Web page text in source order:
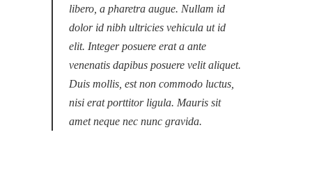
libero, a pharetra augue. Nullam id
dolor id nibh ultricies vehicula ut id
elit. Integer posuere erat a ante
venenatis dapibus posuere velit aliquet.
Duis mollis, est non commodo luctus,
nisi erat porttitor ligula. Mauris sit
amet neque nec nunc gravida.